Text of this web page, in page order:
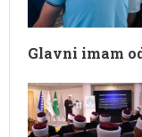
Glavni imam